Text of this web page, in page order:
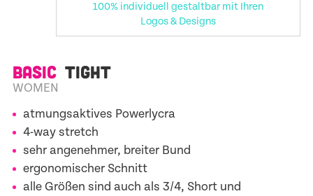
100% individuell gestaltbar mit Ihren
Logos & Designs
BASIC TIGHT
WOMEN
atmungsaktives Powerlycra
4-way stretch
sehr angenehmer, breiter Bund
ergonomischer Schnitt
alle Größen sind auch als 3/4, Short und